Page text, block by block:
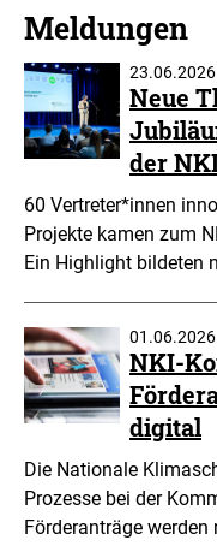
Meldungen
23.06.2026
Neue
der
60 Vertreter*innen
Projekte kamen zum
Ein Highlight bildeten
01.06.2026
NKI-
digital
Die Nationale
Prozesse bei der
Förderanträge